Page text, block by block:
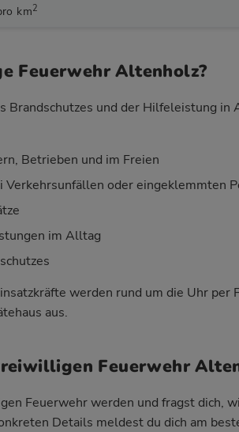
km2
Feuerwehr Altenholz?
Brandschutzes und der Hilfeleistung in
Betrieben und im Freien
Verkehrsunfällen oder eingeklemmten
im Alltag
werden rund um die Uhr per
aus.
Feuerwehr
Feuerwehr werden und fragst dich,
Details meldest du dich am